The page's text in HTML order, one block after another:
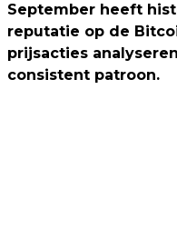
September heeft
reputatie op de
prijsacties
consistent patroon.